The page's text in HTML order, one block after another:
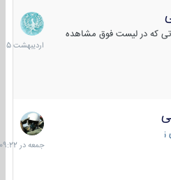
که در لیست فوق مشاهده
27
1405
جمعه
در
09:22